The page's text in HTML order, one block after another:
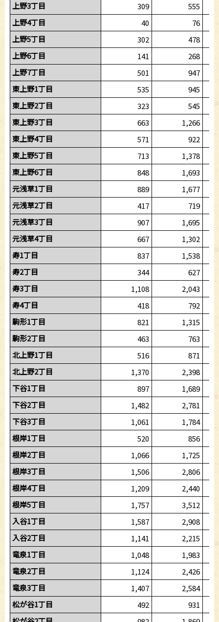
上野3丁目
309
555
上野4丁目
40
76
上野5丁目
302
478
上野6丁目
141
268
上野7丁目
501
947
東上野1丁目
535
945
東上野2丁目
323
545
東上野3丁目
663
1,266
東上野4丁目
571
922
東上野5丁目
713
1,378
東上野6丁目
848
1,693
元浅草1丁目
889
1,677
元浅草2丁目
417
719
元浅草3丁目
907
1,695
元浅草4丁目
667
1,302
寿1丁目
837
1,538
寿2丁目
344
627
寿3丁目
1,108
2,043
寿4丁目
418
792
駒形1丁目
821
1,315
駒形2丁目
463
763
北上野1丁目
516
871
北上野2丁目
1,370
2,398
下谷1丁目
897
1,689
下谷2丁目
1,482
2,781
下谷3丁目
1,061
1,784
根岸1丁目
520
856
根岸2丁目
1,066
1,725
根岸3丁目
1,506
2,806
根岸4丁目
1,209
2,440
根岸5丁目
1,757
3,512
入谷1丁目
1,587
2,908
入谷2丁目
1,141
2,215
竜泉1丁目
1,048
1,983
竜泉2丁目
1,124
2,426
竜泉3丁目
1,407
2,584
松が谷1丁目
492
931